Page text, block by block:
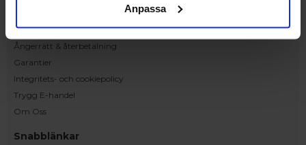
Anpassa
Betalnings & leveransvillkor
Ångerrätt & återbetalning
Garantier
Integritets- och cookiepolicy
Trygg E-handel
Om Oss
Snabblänkar